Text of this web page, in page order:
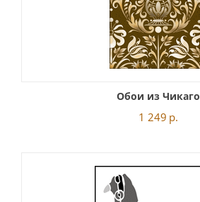
Обои из Чикаго
1 249 р.